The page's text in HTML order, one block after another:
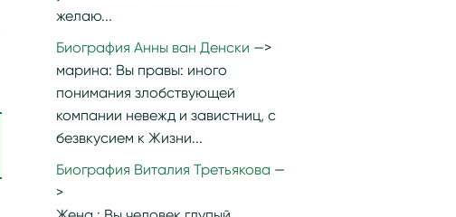
желаю...
Биография Анны ван Денски
марина: Вы правы: иного
понимания злобствующей
компании невежд и завистниц, с
безвкусием к Жизни...
Биография Виталия Третьякова